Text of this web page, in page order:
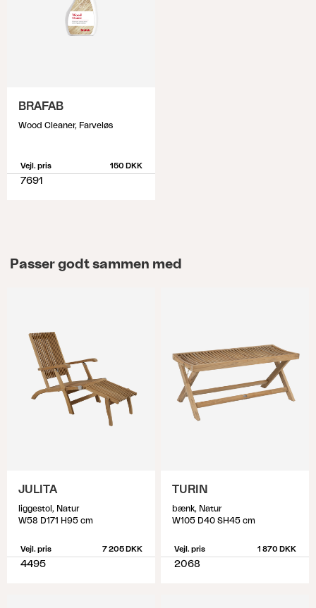
BRAFAB
Wood Cleaner, Farveløs
Vejl. pris 150 DKK
7691
Passer godt sammen med
JULITA
liggestol, Natur
W58 D171 H95 cm
Vejl. pris 7 205 DKK
4495
TURIN
bænk, Natur
W105 D40 SH45 cm
Vejl. pris 1 870 DKK
2068